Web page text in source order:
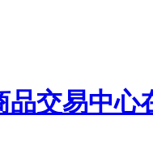
品交易中